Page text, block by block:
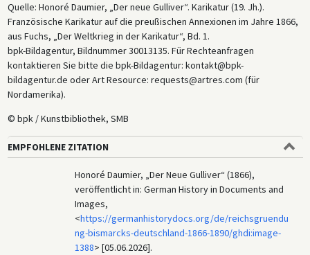
Quelle: Honoré Daumier, „Der neue Gulliver“. Karikatur (19. Jh.).
Französische Karikatur auf die preußischen Annexionen im Jahre 1866,
aus Fuchs, „Der Weltkrieg in der Karikatur“, Bd. 1.
bpk-Bildagentur, Bildnummer 30013135. Für Rechteanfragen
kontaktieren Sie bitte die bpk-Bildagentur: kontakt@bpk-
bildagentur.de oder Art Resource: requests@artres.com (für
Nordamerika).
© bpk / Kunstbibliothek, SMB
EMPFOHLENE ZITATION
Honoré Daumier, „Der Neue Gulliver“ (1866),
veröffentlicht in: German History in Documents and
Images,
<https://germanhistorydocs.org/de/reichsgruendu
ng-bismarcks-deutschland-1866-1890/ghdi:image-
1388> [05.06.2026].